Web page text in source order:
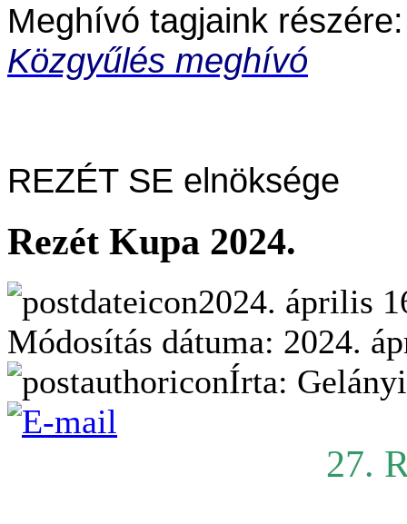
Meghívó tagjaink részére:
Közgyűlés meghívó
REZÉT SE elnöksége
Rezét Kupa 2024.
2024. április
Módosítás dátuma: 2024.
Írta:
27.